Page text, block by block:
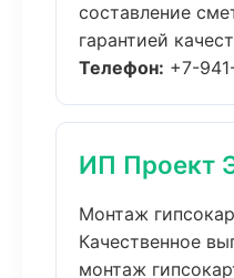
составление
гарантией
Телефон: +7-
ИП Проект
Монтаж
Качественное
монтаж